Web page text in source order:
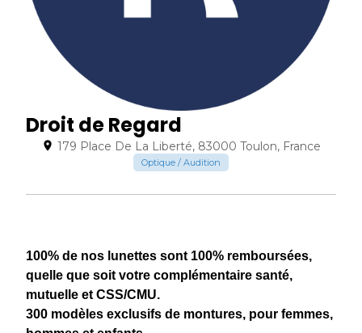
Droit de Regard
179 Place De La Liberté, 83000 Toulon, France
Optique / Audition
100% de nos lunettes sont 100% remboursées,
quelle que soit votre complémentaire santé,
mutuelle et CSS/CMU.
300 modèles exclusifs de montures, pour femmes,